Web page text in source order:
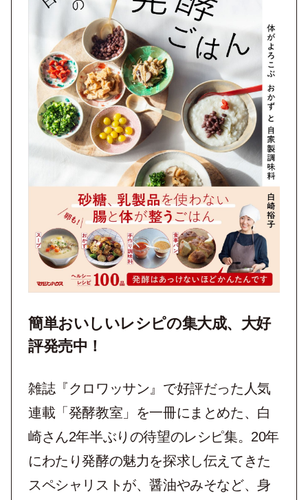
簡単おいしいレシピの集大成、大好
評発売中！
雑誌『クロワッサン』で好評だった人気
連載「発酵教室」を一冊にまとめた、白
崎さん2年半ぶりの待望のレシピ集。20年
にわたり発酵の魅力を探求し伝えてきた
スペシャリストが、醤油やみそなど、身